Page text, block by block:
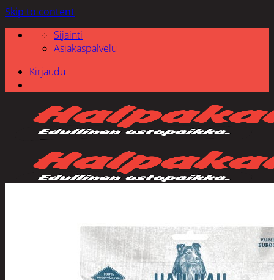
Skip to content
Sijainti
Asiakaspalvelu
Kirjaudu